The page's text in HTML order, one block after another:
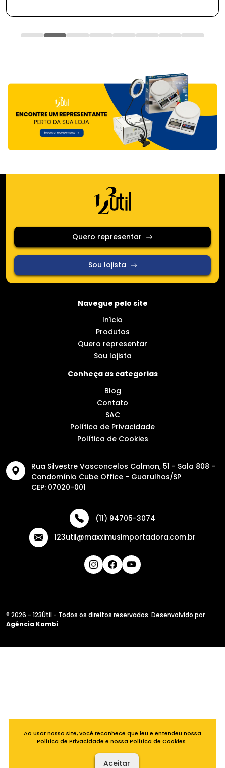
Quero representar
Sou lojista
Navegue pelo site
Início
Produtos
Quero representar
Sou lojista
Conheça as categorias
Blog
Contato
SAC
Política de Privacidade
Política de Cookies
Rua Silvestre Vasconcelos Calmon, 51 - Sala 808 -
Condomínio Cube Office - Guarulhos/SP
CEP: 07020-001
(11) 94705-3074
123util@maxximusimportadora.com.br
® 2026 - 123Útil - Todos os direitos reservados. Desenvolvido por
Agência Kombi
Ao usar nosso site, você reconhece que leu e entendeu nossa
Política de Privacidade e nossa Política de Cookies .
Aceitar